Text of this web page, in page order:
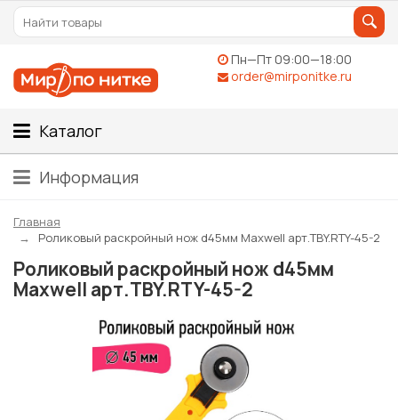
Пн—Пт 09:00—18:00
order@mirponitke.ru
Каталог
Информация
Главная
Роликовый раскройный нож d45мм Maxwell арт.TBY.RTY-45-2
Роликовый раскройный нож d45мм
Maxwell арт.TBY.RTY-45-2